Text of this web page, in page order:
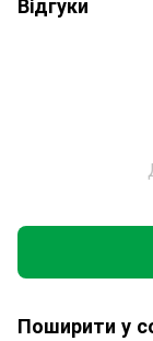
Поширити у